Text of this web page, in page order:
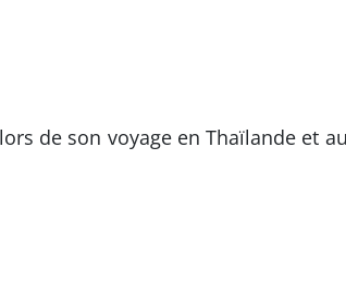
de son voyage en Thaïlande et